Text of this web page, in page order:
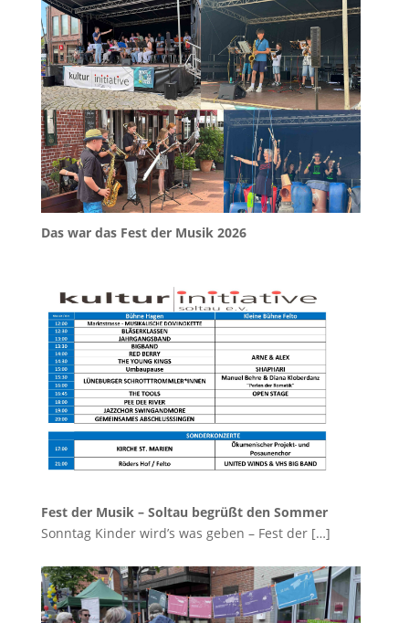
Das war das Fest der Musik 2026
Fest der Musik – Soltau begrüßt den Sommer
Sonntag Kinder wird’s was geben – Fest der […]